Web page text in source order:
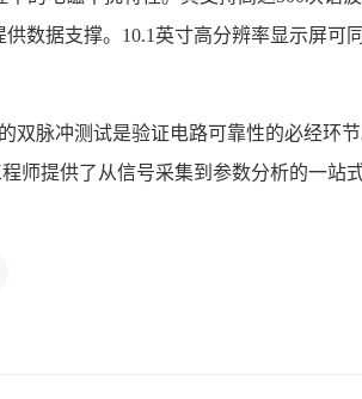
数据支撑。10.1英寸高分辨率显示屏可
脉冲测试是验证电路可靠性的必经环节
师提供了从信号采集到参数分析的一站